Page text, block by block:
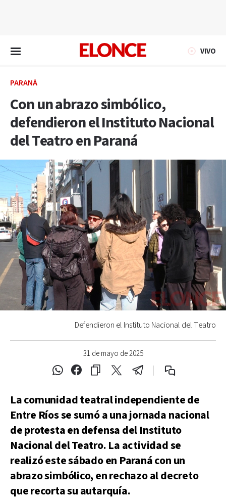
VIVO
PARANÁ
Con un abrazo simbólico,
defendieron el Instituto Nacional
del Teatro en Paraná
31 de mayo de 2025
Defendieron el Instituto Nacional del Teatro
La comunidad teatral independiente de
Entre Ríos se sumó a una jornada nacional
de protesta en defensa del Instituto
Nacional del Teatro. La actividad se
realizó este sábado en Paraná con un
abrazo simbólico, en rechazo al decreto
que recorta su autarquía.